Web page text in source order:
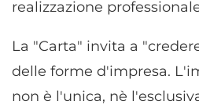
realizzazione
La "Carta" invita a
delle forme d'impresa.
non è l'unica, nè